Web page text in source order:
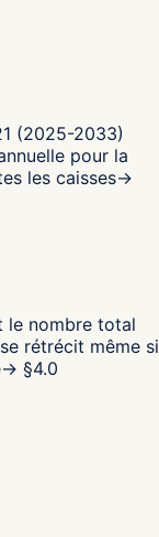
(2025-2033)
pour la
les caisses→
le nombre total
rétrécit même si
→ §4.0